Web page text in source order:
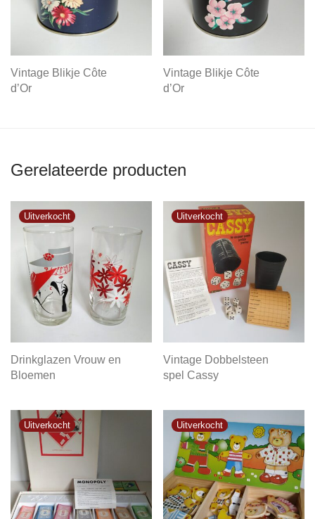
Vintage Blikje Côte
d’Or
Vintage Blikje Côte
d’Or
Gerelateerde producten
Drinkglazen Vrouw en
Bloemen
Vintage Dobbelsteen
spel Cassy